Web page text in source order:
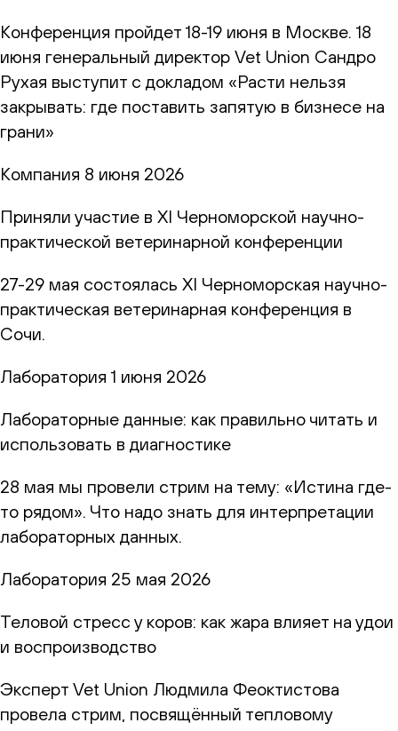
Конференция пройдет 18-19 июня в Москве. 18
июня генеральный директор Vet Union Сандро
Рухая выступит с докладом «Расти нельзя
закрывать: где поставить запятую в бизнесе на
грани»
Компания 8 июня 2026
Приняли участие в XI Черноморской научно-
практической ветеринарной конференции
27-29 мая состоялась XI Черноморская научно-
практическая ветеринарная конференция в
Сочи.
Лаборатория 1 июня 2026
Лабораторные данные: как правильно читать и
использовать в диагностике
28 мая мы провели стрим на тему: «Истина где-
то рядом». Что надо знать для интерпретации
лабораторных данных.
Лаборатория 25 мая 2026
Теловой стресс у коров: как жара влияет на удои
и воспроизводство
Эксперт Vet Union Людмила Феоктистова
провела стрим, посвящённый тепловому